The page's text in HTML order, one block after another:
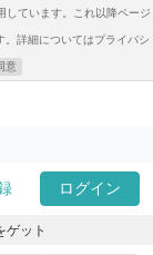
しています。これ以降ページ
詳細についてはプライバシ
意
ログイン
ゲット